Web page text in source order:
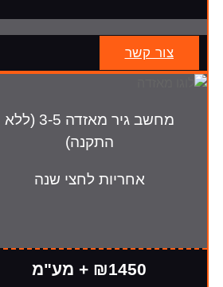
צור קשר
מחשב גיר מאזדה 3-5 (ללא
התקנה)
אחריות לחצי שנה
₪1450 + מע"מ